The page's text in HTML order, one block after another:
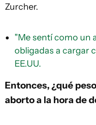
Zurcher.
"Me sentí como un
obligadas a cargar
EE.UU.
Entonces, ¿qué
aborto a la hora de